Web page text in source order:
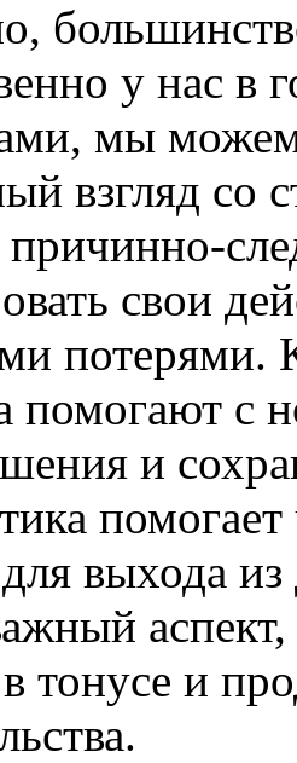
у нас в
мы
взгляд со
причинно-
свои
потерями.
помогают с
и
помогает
выхода
тонусе и